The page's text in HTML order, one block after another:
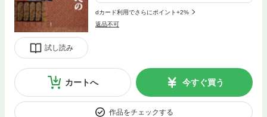
試し読み
dカード利用でさらにポイント+2%
返品不可
カートへ 今すぐ買う
作品をチェックする